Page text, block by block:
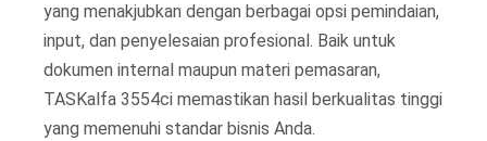
yang menakjubkan dengan berbagai opsi pemindaian,
input, dan penyelesaian profesional. Baik untuk
dokumen internal maupun materi pemasaran,
TASKalfa 3554ci memastikan hasil berkualitas tinggi
yang memenuhi standar bisnis Anda.